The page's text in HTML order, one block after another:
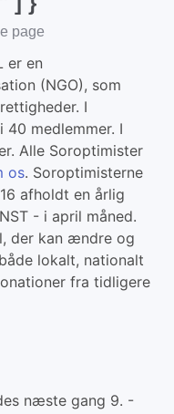
page
er en
(NGO), som
I
40 medlemmer. I
Alle Soroptimister
os. Soroptimisterne
afholdt en årlig
- i april måned.
der kan ændre og
lokalt, nationalt
fra tidligere
næste gang 9. -